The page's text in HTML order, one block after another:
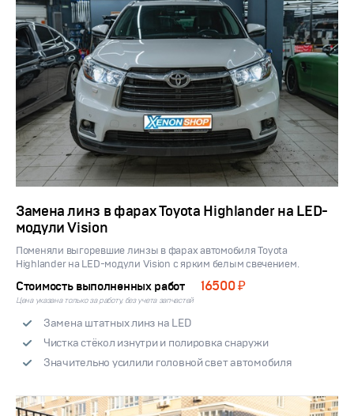
Замена линз в фарах Toyota Highlander на LED-
модули Vision
Поменяли выгоревшие линзы в фарах автомобиля Toyota
Highlander на LED-модули Vision с ярким белым свечением.
Стоимость выполненных работ 16500 ₽
Цена указана только за работу, без учета запчастей
Замена штатных линз на LED
Чистка стёкол изнутри и полировка снаружи
Значительно усилили головной свет автомобиля